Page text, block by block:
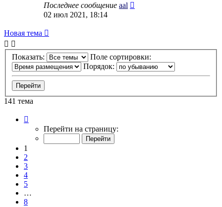
Последнее сообщение aal
02 июл 2021, 18:14
Новая тема
Показать:
Поле сортировки:
Порядок:
141 тема
Перейти на страницу:
1
2
3
4
5
…
8